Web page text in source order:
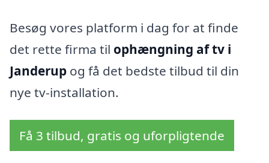
Besøg vores platform i dag for at finde
det rette firma til ophængning af tv i
Janderup og få det bedste tilbud til din
nye tv-installation.
Få 3 tilbud, gratis og uforpligtende